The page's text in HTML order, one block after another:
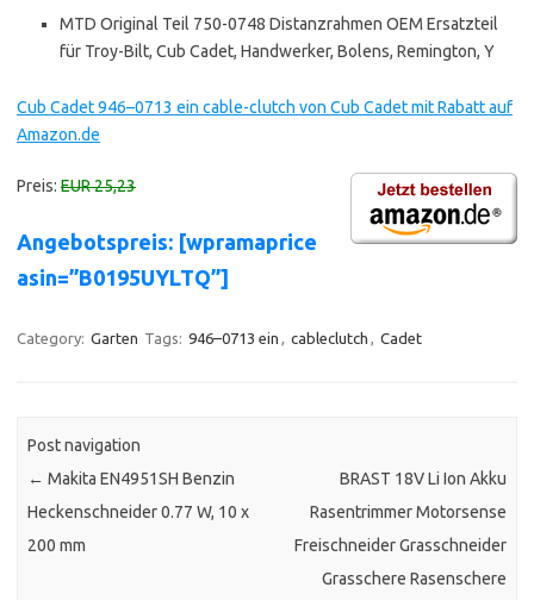
MTD Original Teil 750-0748 Distanzrahmen OEM Ersatzteil
für Troy-Bilt, Cub Cadet, Handwerker, Bolens, Remington, Y
Cub Cadet 946–0713 ein cable-clutch von Cub Cadet mit Rabatt auf
Amazon.de
Preis: EUR 25,23
Angebotspreis: [wpramaprice
asin=”B0195UYLTQ”]
Category: Garten Tags: 946–0713 ein , cableclutch , Cadet
Post navigation
← Makita EN4951SH Benzin
Heckenschneider 0.77 W, 10 x
200 mm
BRAST 18V Li Ion Akku
Rasentrimmer Motorsense
Freischneider Grasschneider
Grasschere Rasenschere